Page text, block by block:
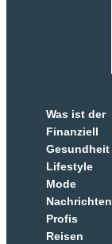
Was ist der
Finanziell
Gesundheit
Lifestyle
Mode
Nachrichten
Profis
Reisen